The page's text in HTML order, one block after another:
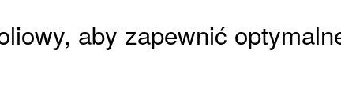
aby zapewnić